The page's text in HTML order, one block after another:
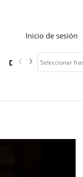
Inicio de sesión
Descargas